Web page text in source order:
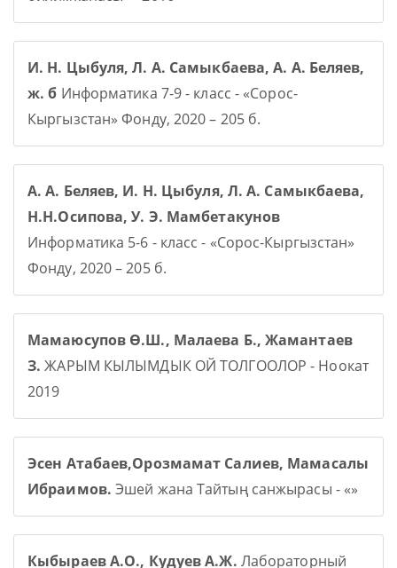
И. Н. Цыбуля, Л. А. Самыкбаева, А. А. Беляев,
ж. б Информатика 7-9 - класс - «Сорос-
Кыргызстан» Фонду, 2020 – 205 б.
А. А. Беляев, И. Н. Цыбуля, Л. А. Самыкбаева,
Н.Н.Осипова, У. Э. Мамбетакунов
Информатика 5-6 - класс - «Сорос-Кыргызстан»
Фонду, 2020 – 205 б.
Мамаюсупов Ө.Ш., Малаева Б., Жамантаев
З. ЖАРЫМ КЫЛЫМДЫК ОЙ ТОЛГООЛОР - Ноокат
2019
Эсен Атабаев,Орозмамат Салиев, Мамасалы
Ибраимов. Эшей жана Тайтың санжырасы - «»
Кыбыраев А.О., Кудуев А.Ж. Лабораторный